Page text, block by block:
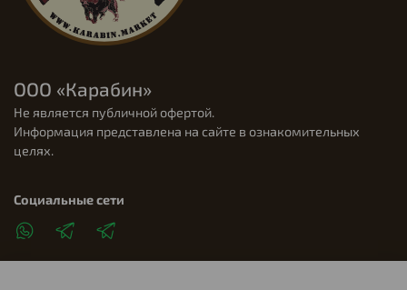
ООО «Карабин»
Не является публичной офертой.
Информация представлена на сайте в ознакомительных
целях.
Социальные сети